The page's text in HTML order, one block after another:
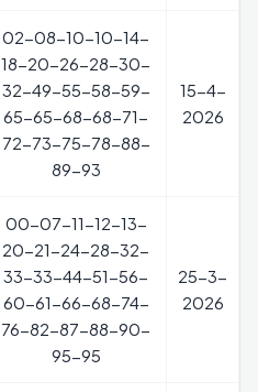
02-08-10-10-14-
18-20-26-28-30-
32-49-55-58-59-
65-65-68-68-71-
72-73-75-78-88-
89-93
15-4-
2026
00-07-11-12-13-
20-21-24-28-32-
33-33-44-51-56-
60-61-66-68-74-
76-82-87-88-90-
95-95
25-3-
2026